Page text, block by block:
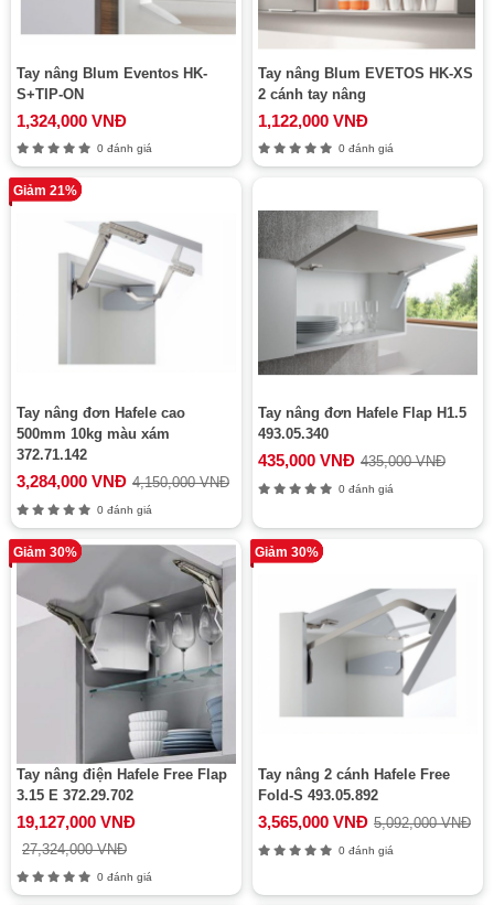
Tay nâng Blum Eventos HK-
S+TIP-ON
1,324,000 VNĐ
0 đánh giá
Tay nâng Blum EVETOS HK-XS
2 cánh tay nâng
1,122,000 VNĐ
0 đánh giá
Giảm 21%
Tay nâng đơn Hafele cao
500mm 10kg màu xám
372.71.142
3,284,000 VNĐ 4,150,000 VNĐ
0 đánh giá
Tay nâng đơn Hafele Flap H1.5
493.05.340
435,000 VNĐ 435,000 VNĐ
0 đánh giá
Giảm 30%
Tay nâng điện Hafele Free Flap
3.15 E 372.29.702
19,127,000 VNĐ
27,324,000 VNĐ
0 đánh giá
Giảm 30%
Tay nâng 2 cánh Hafele Free
Fold-S 493.05.892
3,565,000 VNĐ 5,092,000 VNĐ
0 đánh giá